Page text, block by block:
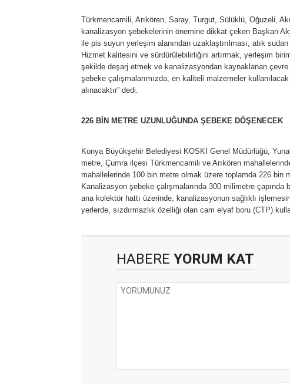
Türkmencamili, Arıkören, Saray, Turgut, Sülüklü, Oğuzeli,
kanalizasyon şebekelerinin önemine dikkat çeken Başkan
ile pis suyun yerleşim alanından uzaklaştırılması, atık
Hizmet kalitesini ve sürdürülebilirliğini artırmak, yerleşim
şekilde deşarj etmek ve kanalizasyondan kaynaklanan
şebeke çalışmalarımızda, en kaliteli malzemeler
alınacaktır” dedi.
226 BİN METRE UZUNLUĞUNDA ŞEBEKE DÖŞENECEK
Konya Büyükşehir Belediyesi KOSKİ Genel Müdürlüğü,
metre, Çumra ilçesi Türkmencamili ve Arıkören
mahallelerinde 100 bin metre olmak üzere toplamda 226
Kanalizasyon şebeke çalışmalarında 300 milimetre
ana kolektör hattı üzerinde, kanalizasyonun sağlıklı
yerlerde, sızdırmazlık özelliği olan cam elyaf boru (CTP)
HABERE YORUM KAT